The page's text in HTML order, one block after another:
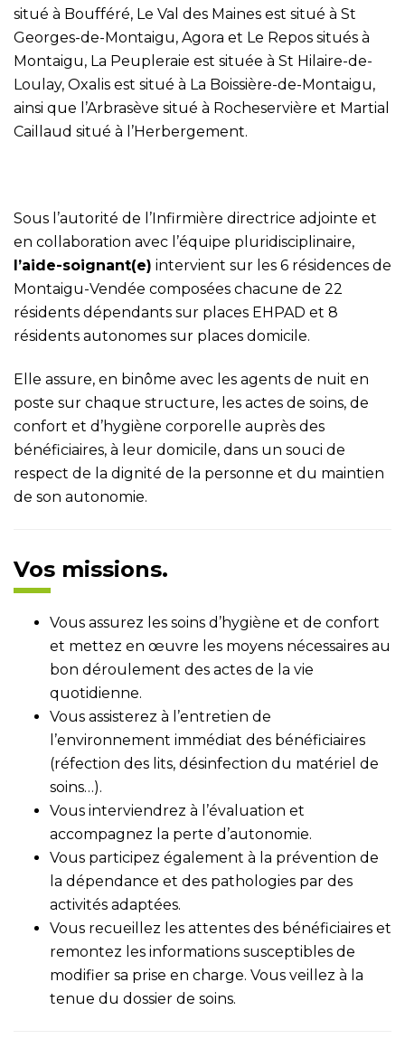
situé à Boufféré, Le Val des Maines est situé à St
Georges-de-Montaigu, Agora et Le Repos situés à
Montaigu, La Peupleraie est située à St Hilaire-de-
Loulay, Oxalis est situé à La Boissière-de-Montaigu,
ainsi que l’Arbrasève situé à Rocheservière et Martial
Caillaud situé à l’Herbergement.
Sous l’autorité de l’Infirmière directrice adjointe et
en collaboration avec l’équipe pluridisciplinaire,
l’aide-soignant(e) intervient sur les 6 résidences de
Montaigu-Vendée composées chacune de 22
résidents dépendants sur places EHPAD et 8
résidents autonomes sur places domicile.
Elle assure, en binôme avec les agents de nuit en
poste sur chaque structure, les actes de soins, de
confort et d’hygiène corporelle auprès des
bénéficiaires, à leur domicile, dans un souci de
respect de la dignité de la personne et du maintien
de son autonomie.
Vos missions.
Vous assurez les soins d’hygiène et de confort
et mettez en œuvre les moyens nécessaires au
bon déroulement des actes de la vie
quotidienne.
Vous assisterez à l’entretien de
l’environnement immédiat des bénéficiaires
(réfection des lits, désinfection du matériel de
soins…).
Vous interviendrez à l’évaluation et
accompagnez la perte d’autonomie.
Vous participez également à la prévention de
la dépendance et des pathologies par des
activités adaptées.
Vous recueillez les attentes des bénéficiaires et
remontez les informations susceptibles de
modifier sa prise en charge. Vous veillez à la
tenue du dossier de soins.